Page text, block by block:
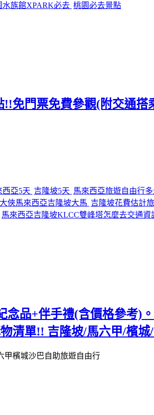
水族館XPARK必去 桃園必去景點
!!免門票免費參觀(附交通
西亞5天 吉隆坡5天 馬來西亞旅遊自由行
俠馬來西亞吉隆坡大馬 吉隆坡花費估計
馬來西亞吉隆坡KLCC雙峰塔怎麼去交通資
念品+伴手禮(含價格參考
清單!! 吉隆坡/馬六甲/檳